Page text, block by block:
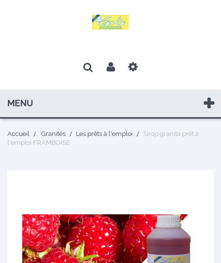
MENU
Accueil Granités Les prêts à l'emploi
Sirop granita prêt à
l'emploi FRAMBOISE